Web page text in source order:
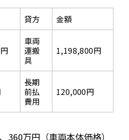
貸方
金額
車両
運搬
具
1,198,800円
長期
前払
費用
120,000円
360万円（車両本体価格）